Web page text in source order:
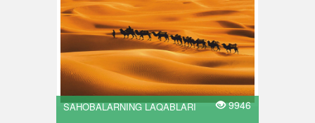
SAHOBALARNING LAQABLARI 9946